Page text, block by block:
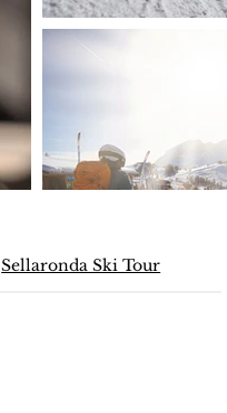
Sellaronda Ski Tour